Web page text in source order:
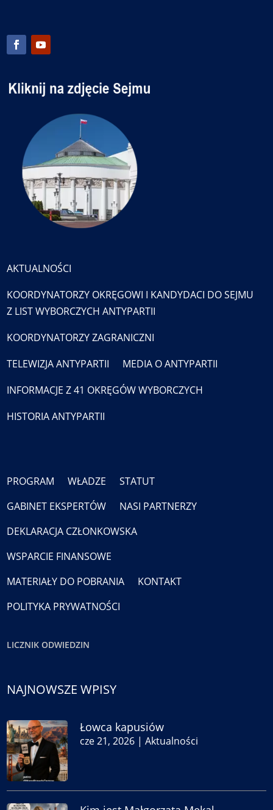
AKTUALNOŚCI
KOORDYNATORZY OKRĘGOWI I KANDYDACI DO SEJMU
Z LIST WYBORCZYCH ANTYPARTII
KOORDYNATORZY ZAGRANICZNI
TELEWIZJA ANTYPARTII
MEDIA O ANTYPARTII
INFORMACJE Z 41 OKRĘGÓW WYBORCZYCH
HISTORIA ANTYPARTII
PROGRAM WŁADZE
STATUT
GABINET EKSPERTÓW
NASI PARTNERZY
DEKLARACJA CZŁONKOWSKA
WSPARCIE FINANSOWE
MATERIAŁY DO POBRANIA
KONTAKT
POLITYKA PRYWATNOŚCI
LICZNIK ODWIEDZIN
NAJNOWSZE WPISY
Łowca kapusiów
cze 21, 2026 |Aktualności